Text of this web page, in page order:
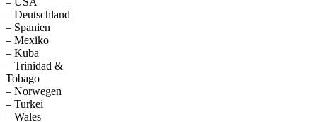
– Deutschland
– Spanien
– Mexiko
– Kuba
– Trinidad &
Tobago
– Norwegen
– Turkei
– Wales